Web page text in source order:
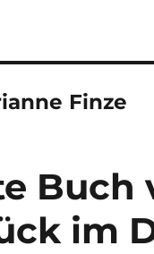
Finze
Buch
im